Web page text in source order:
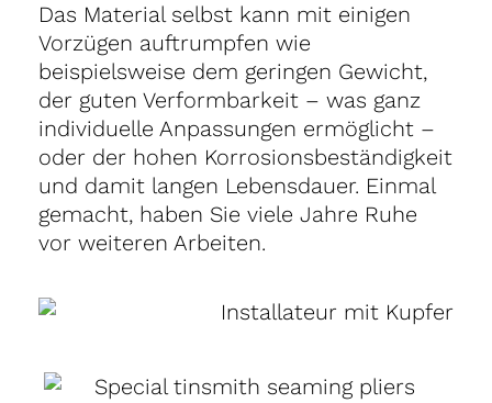
Das Material selbst kann mit einigen
Vorzügen auftrumpfen wie
beispielsweise dem geringen Gewicht,
der guten Verformbarkeit – was ganz
individuelle Anpassungen ermöglicht –
oder der hohen Korrosionsbeständigkeit
und damit langen Lebensdauer. Einmal
gemacht, haben Sie viele Jahre Ruhe
vor weiteren Arbeiten.